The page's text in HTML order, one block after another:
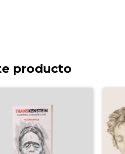
producto